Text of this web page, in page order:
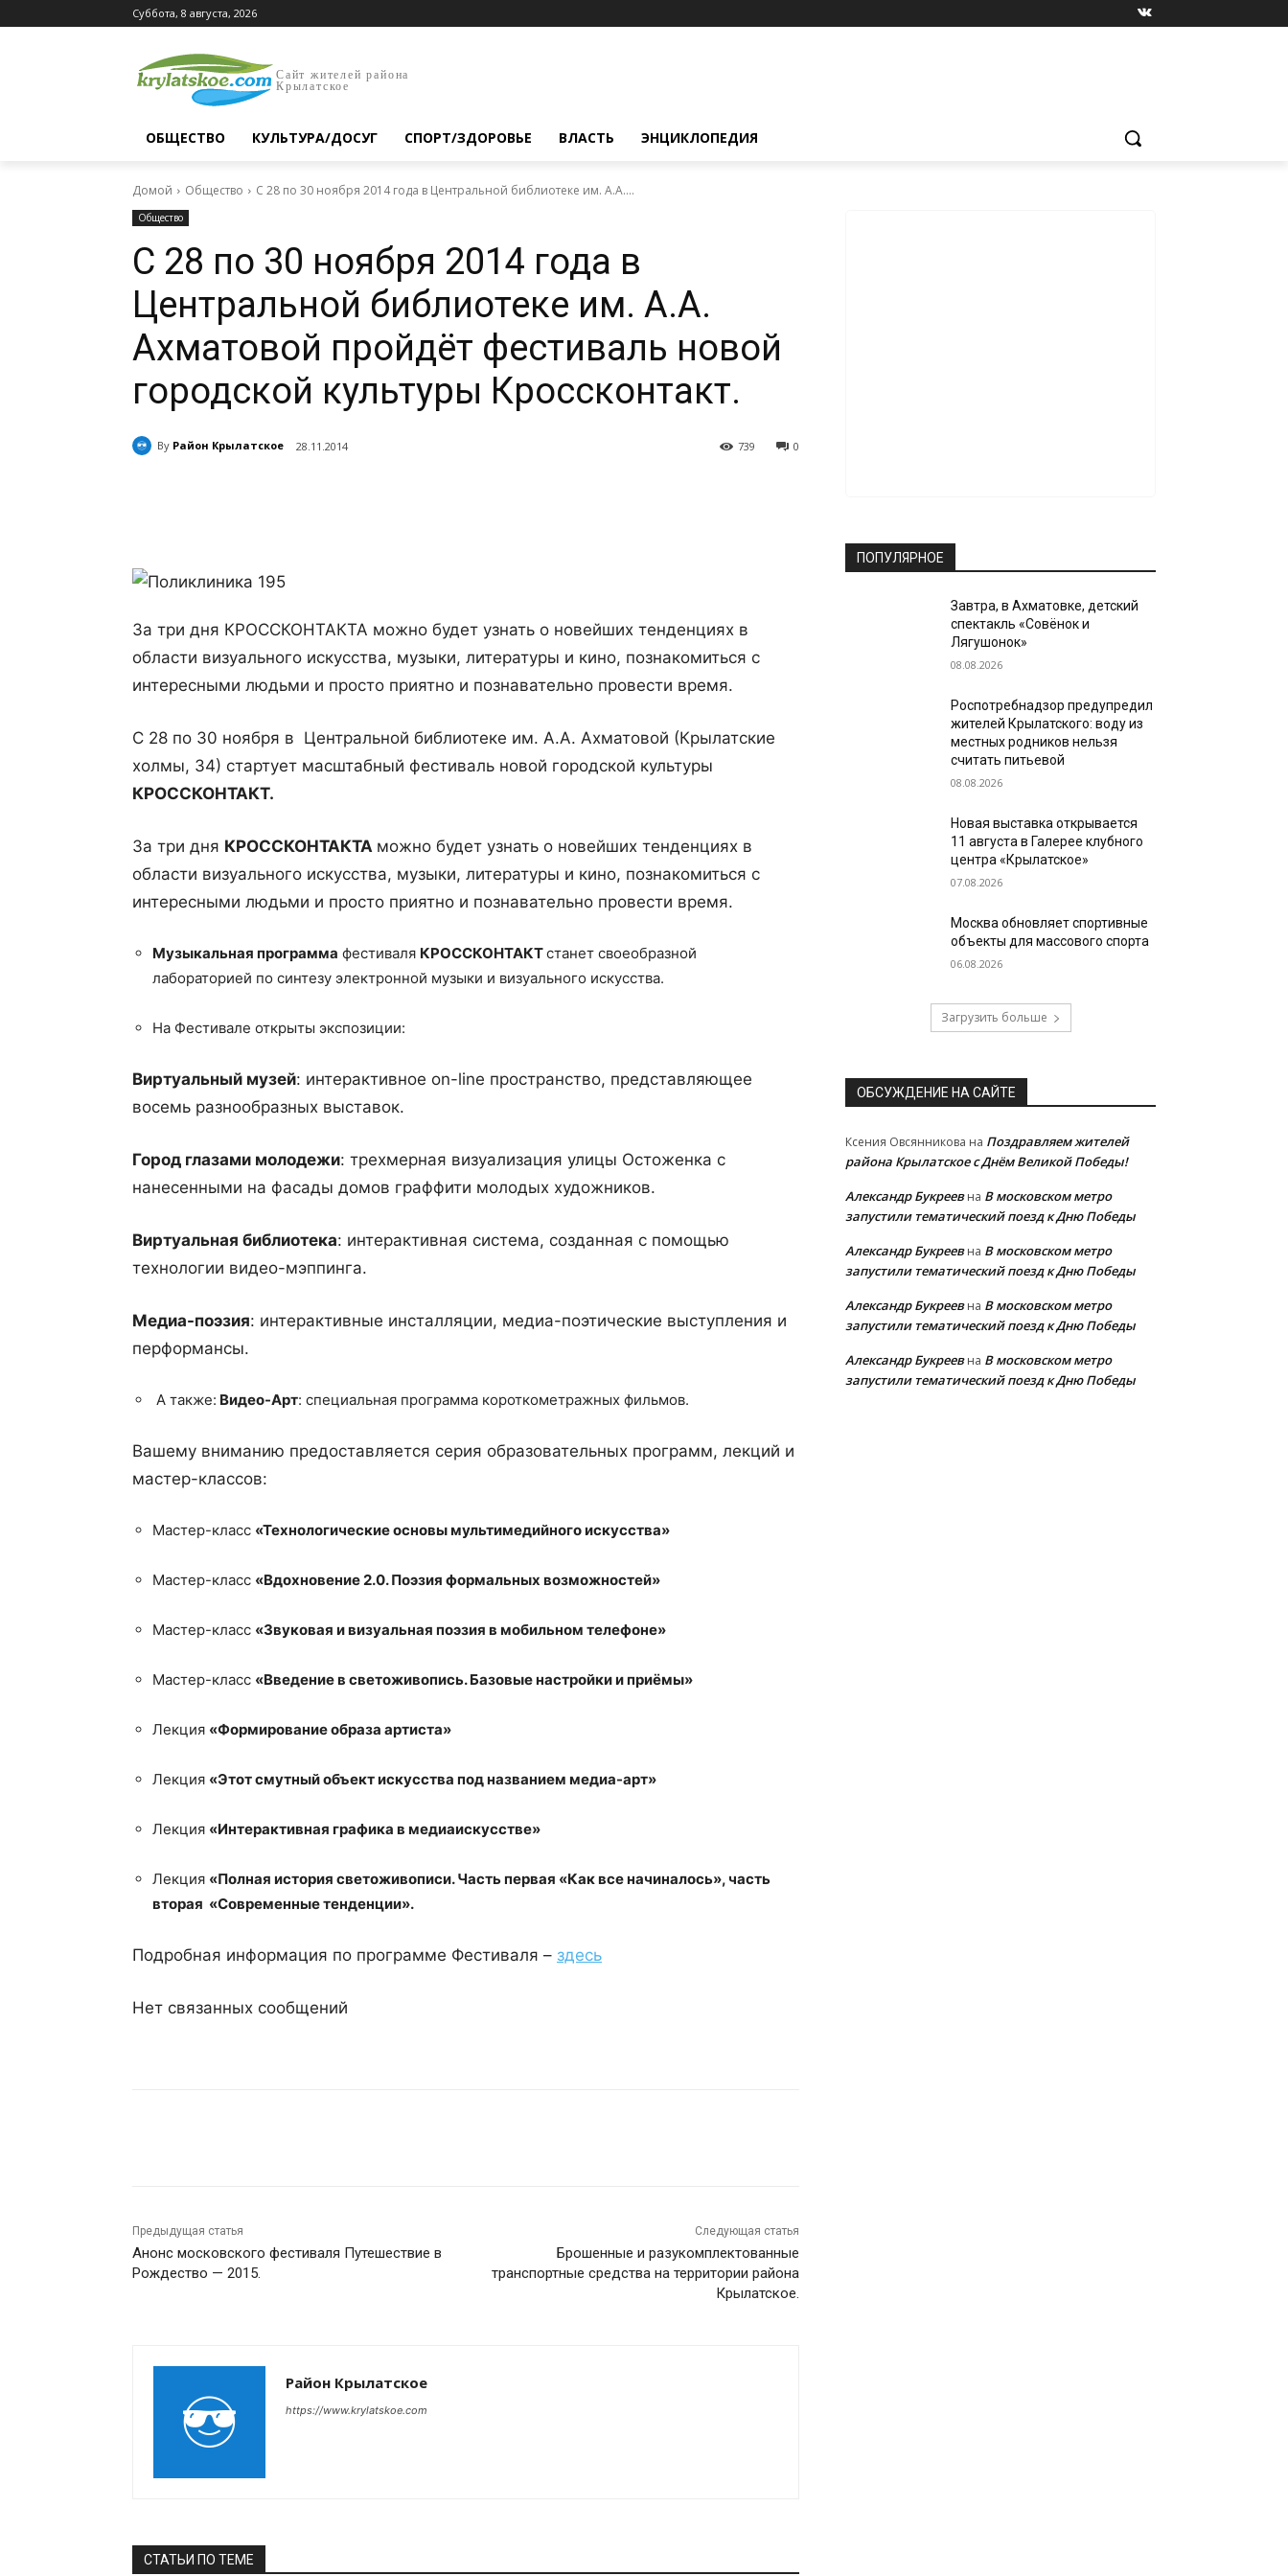
Суббота, 8 августа, 2026
Сайт жителей района
Крылатское
ОБЩЕСТВО КУЛЬТУРА/ДОСУГ СПОРТ/ЗДОРОВЬЕ ВЛАСТЬ ЭНЦИКЛОПЕДИЯ
Домой Общество С 28 по 30 ноября 2014 года в Центральной библиотеке им. А.А....
Общество
С 28 по 30 ноября 2014 года в
Центральной библиотеке им. А.А.
Ахматовой пройдёт фестиваль новой
городской культуры Кроссконтакт.
By Район Крылатское 28.11.2014 0
739
За три дня КРОССКОНТАКТА можно будет узнать о новейших тенденциях в
области визуального искусства, музыки, литературы и кино, познакомиться с
интересными людьми и просто приятно и познавательно провести время.
С 28 по 30 ноября в Центральной библиотеке им. А.А. Ахматовой (Крылатские
холмы, 34) стартует масштабный фестиваль новой городской культуры
КРОССКОНТАКТ.
За три дня КРОССКОНТАКТА можно будет узнать о новейших тенденциях в
области визуального искусства, музыки, литературы и кино, познакомиться с
интересными людьми и просто приятно и познавательно провести время.
Музыкальная программа фестиваля КРОССКОНТАКТстанет своеобразной
лабораторией по синтезу электронной музыки и визуального искусства.
На Фестивале открыты экспозиции:
Виртуальный музей: интерактивное on-line пространство, представляющее
восемь разнообразных выставок.
Город глазами молодежи: трехмерная визуализация улицы Остоженка с
нанесенными на фасады домов граффити молодых художников.
Виртуальная библиотека: интерактивная система, созданная с помощью
технологии видео-мэппинга.
Медиа-поэзия: интерактивные инсталляции, медиа-поэтические выступления и
перформансы.
А также: Видео-Арт: специальная программа короткометражных фильмов.
Вашему вниманию предоставляется серия образовательных программ, лекций и
мастер-классов:
Мастер-класс «Технологические основы мультимедийного искусства»
Мастер-класс «Вдохновение 2.0. Поэзия формальных возможностей»
Мастер-класс «Звуковая и визуальная поэзия в мобильном телефоне»
Мастер-класс «Введение в светоживопись. Базовые настройки и приёмы»
Лекция «Формирование образа артиста»
Лекция «Этот смутный объект искусства под названием медиа-арт»
Лекция «Интерактивная графика в медиаискусстве»
Лекция «Полная история светоживописи. Часть первая «Как все начиналось», часть
вторая «Современные тенденции».
Подробная информация по программе Фестиваля – здесь
Нет связанных сообщений
Предыдущая статья
Анонс московского фестиваля Путешествие в
Рождество — 2015.
Следующая статья
Брошенные и разукомплектованные
транспортные средства на территории района
Крылатское.
Район Крылатское
https://www.krylatskoe.com
СТАТЬИ ПО ТЕМЕ
ПОПУЛЯРНОЕ
Завтра, в Ахматовке, детский
спектакль «Совёнок и
Лягушонок»
08.08.2026
Роспотребнадзор предупредил
жителей Крылатского: воду из
местных родников нельзя
считать питьевой
08.08.2026
Новая выставка открывается
11 августа в Галерее клубного
центра «Крылатское»
07.08.2026
Москва обновляет спортивные
объекты для массового спорта
06.08.2026
Загрузить больше
ОБСУЖДЕНИЕ НА САЙТЕ
Ксения Овсянникова на Поздравляем жителей
района Крылатское с Днём Великой Победы!
Александр Букреевна В московском метро
запустили тематический поезд к Дню Победы
Александр Букреевна В московском метро
запустили тематический поезд к Дню Победы
Александр Букреевна В московском метро
запустили тематический поезд к Дню Победы
Александр Букреевна В московском метро
запустили тематический поезд к Дню Победы